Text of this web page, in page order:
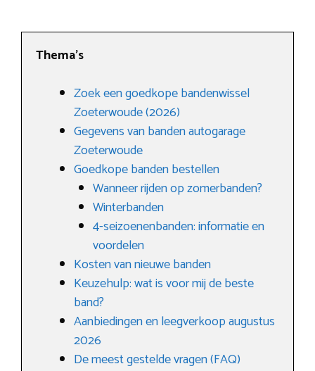
Thema’s
Zoek een goedkope bandenwissel
Zoeterwoude (2026)
Gegevens van banden autogarage
Zoeterwoude
Goedkope banden bestellen
Wanneer rijden op zomerbanden?
Winterbanden
4-seizoenenbanden: informatie en
voordelen
Kosten van nieuwe banden
Keuzehulp: wat is voor mij de beste
band?
Aanbiedingen en leegverkoop augustus
2026
De meest gestelde vragen (FAQ)